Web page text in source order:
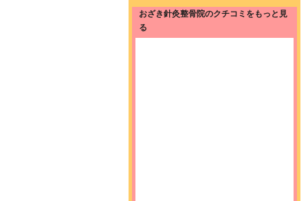
おざき針灸整骨院のクチコミをもっと見
る